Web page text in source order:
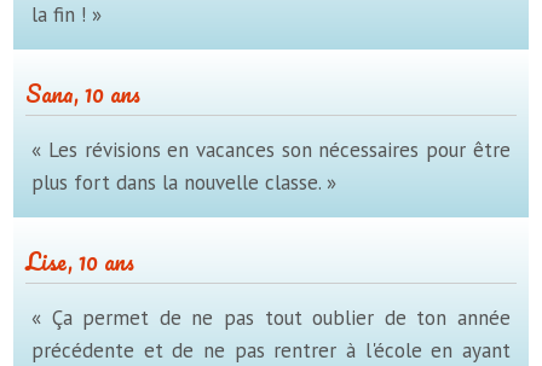
la fin ! »
Sana, 10 ans
« Les révisions en vacances son nécessaires pour être
plus fort dans la nouvelle classe. »
Lise, 10 ans
« Ça permet de ne pas tout oublier de ton année
précédente et de ne pas rentrer à l'école en ayant